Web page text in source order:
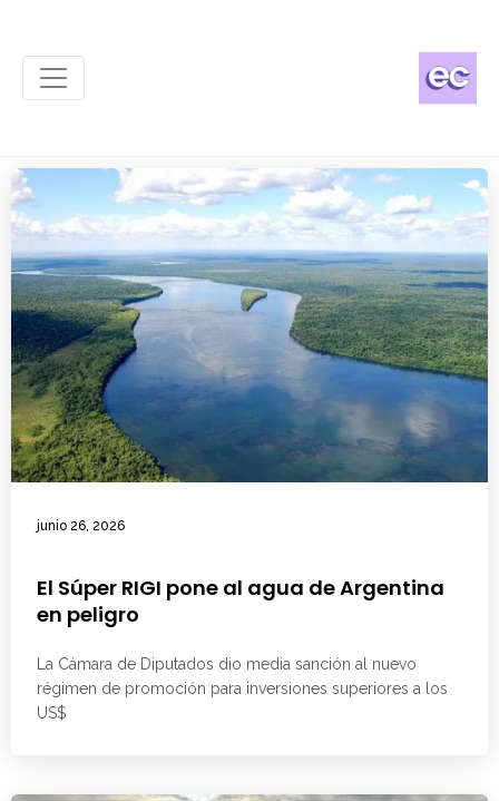
junio 26, 2026
El Súper RIGI pone al agua de Argentina
en peligro
La Cámara de Diputados dio media sanción al nuevo
régimen de promoción para inversiones superiores a los
US$